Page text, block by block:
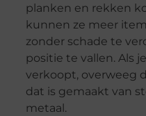
planken en rekken
kunnen ze meer
zonder schade te
positie te vallen. Als
verkoopt, overweeg
dat is gemaakt van
metaal.